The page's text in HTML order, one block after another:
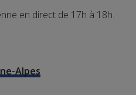
en direct de 17h à 18h.
Alpes